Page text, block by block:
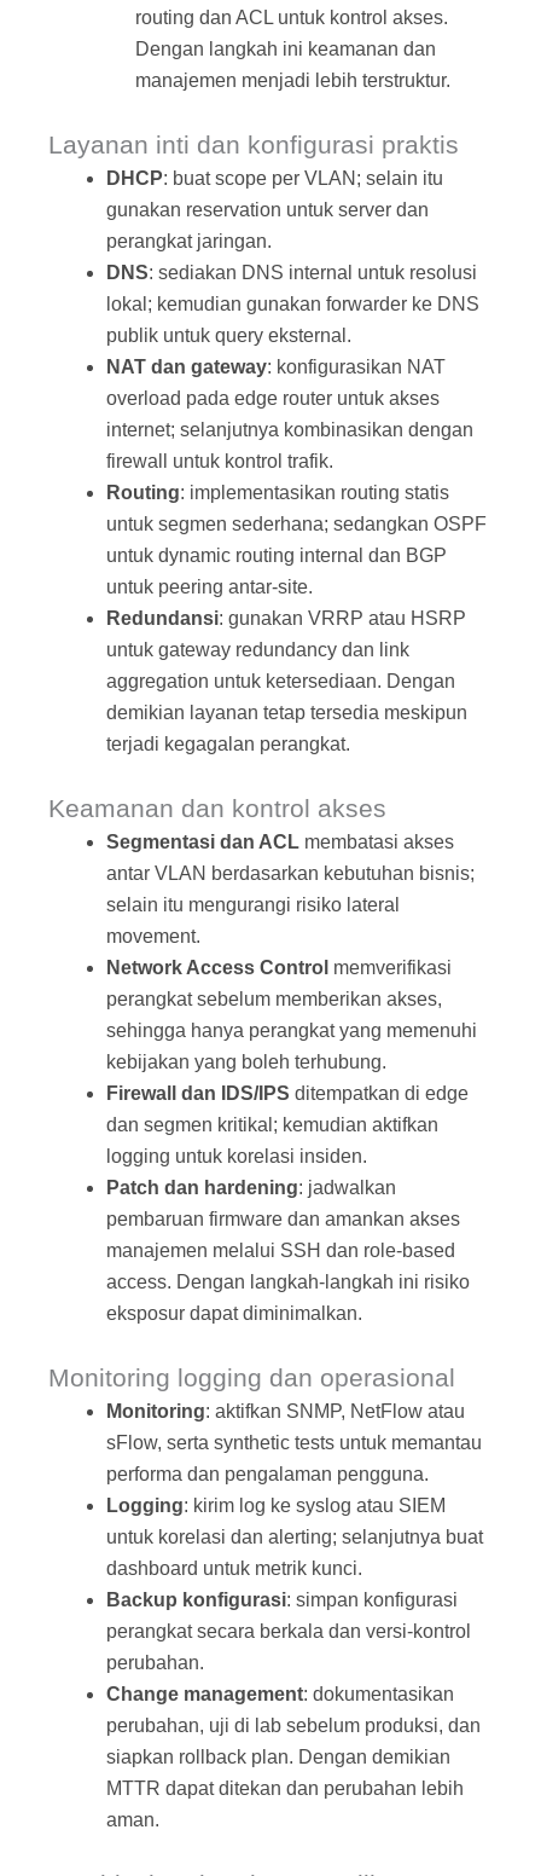
routing dan ACL untuk kontrol akses.
Dengan langkah ini keamanan dan
manajemen menjadi lebih terstruktur.
Layanan inti dan konfigurasi praktis
DHCP: buat scope per VLAN; selain itu
gunakan reservation untuk server dan
perangkat jaringan.
DNS: sediakan DNS internal untuk resolusi
lokal; kemudian gunakan forwarder ke DNS
publik untuk query eksternal.
NAT dan gateway: konfigurasikan NAT
overload pada edge router untuk akses
internet; selanjutnya kombinasikan dengan
firewall untuk kontrol trafik.
Routing: implementasikan routing statis
untuk segmen sederhana; sedangkan OSPF
untuk dynamic routing internal dan BGP
untuk peering antar‑site.
Redundansi: gunakan VRRP atau HSRP
untuk gateway redundancy dan link
aggregation untuk ketersediaan. Dengan
demikian layanan tetap tersedia meskipun
terjadi kegagalan perangkat.
Keamanan dan kontrol akses
Segmentasi dan ACLmembatasi akses
antar VLAN berdasarkan kebutuhan bisnis;
selain itu mengurangi risiko lateral
movement.
Network Access Control memverifikasi
perangkat sebelum memberikan akses,
sehingga hanya perangkat yang memenuhi
kebijakan yang boleh terhubung.
Firewall dan IDS/IPS ditempatkan di edge
dan segmen kritikal; kemudian aktifkan
logging untuk korelasi insiden.
Patch dan hardening: jadwalkan
pembaruan firmware dan amankan akses
manajemen melalui SSH dan role‑based
access. Dengan langkah‑langkah ini risiko
eksposur dapat diminimalkan.
Monitoring logging dan operasional
Monitoring: aktifkan SNMP, NetFlow atau
sFlow, serta synthetic tests untuk memantau
performa dan pengalaman pengguna.
Logging: kirim log ke syslog atau SIEM
untuk korelasi dan alerting; selanjutnya buat
dashboard untuk metrik kunci.
Backup konfigurasi: simpan konfigurasi
perangkat secara berkala dan versi‑kontrol
perubahan.
Change management: dokumentasikan
perubahan, uji di lab sebelum produksi, dan
siapkan rollback plan. Dengan demikian
MTTR dapat ditekan dan perubahan lebih
aman.